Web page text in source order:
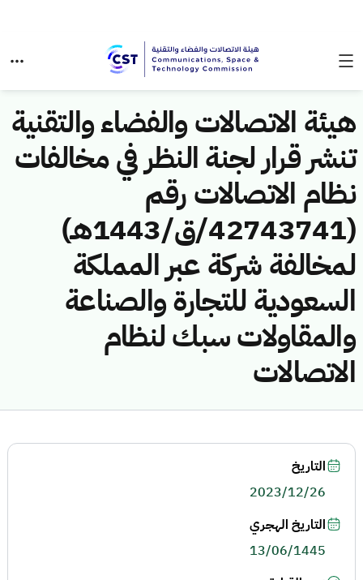
هيئة الاتصالات والفضاء والتقنية
تنشر قرار لجنة النظر في مخالفات
نظام الاتصالات رقم
(42743741/ق/1443هـ)
لمخالفة شركة عبر المملكة
السعودية للتجارة والصناعة
والمقاولات سبك لنظام
الاتصالات
التاريخ
2023/12/26
التاريخ الهجري
13/06/1445